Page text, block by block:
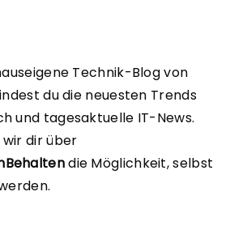
Technik-Blog von
du die neuesten Trends
und tagesaktuelle IT-News.
dir über
die Möglichkeit, selbst